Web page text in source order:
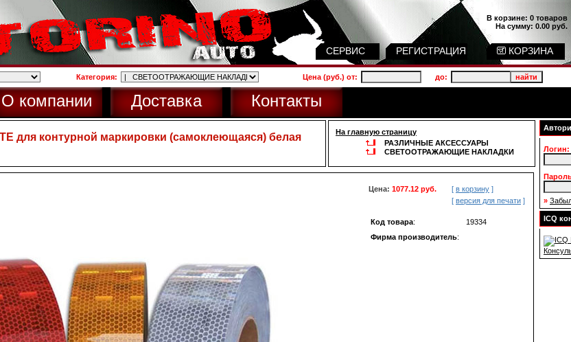
В корзине: 0 товаров
На сумму: 0.00 руб.
СЕРВИС РЕГИСТРАЦИЯ КОРЗИНА
Категория: Цена (руб.) от: до:
О компании Доставка Контакты
для контурной маркировки (самоклеющаяся) белая
На главную страницу
РАЗЛИЧНЫЕ АКСЕССУАРЫ
СВЕТООТРАЖАЮЩИЕ НАКЛАДКИ
Цена: 1077.12 руб. [ в корзину ]
[ версия для печати ]
Код товара:
19334
Фирма производитель:
Логин:
»
ICQ